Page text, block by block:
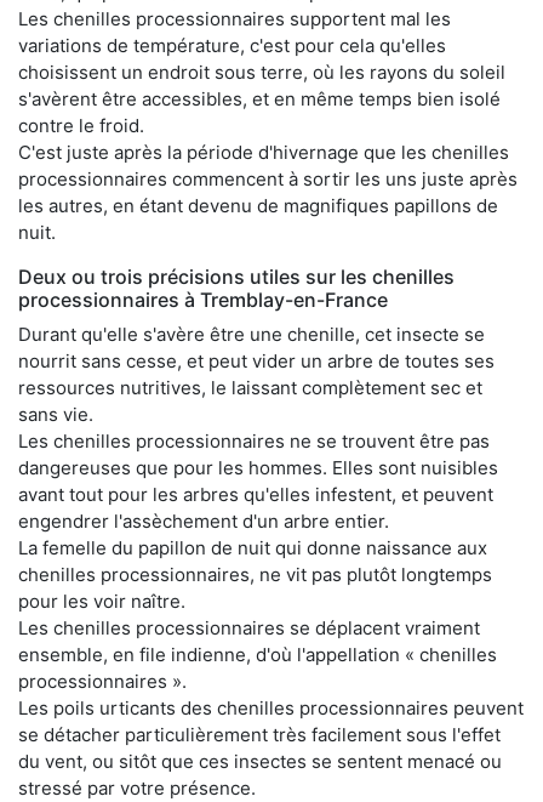
Les chenilles processionnaires supportent mal les
variations de température, c'est pour cela qu'elles
choisissent un endroit sous terre, où les rayons du soleil
s'avèrent être accessibles, et en même temps bien isolé
contre le froid.
C'est juste après la période d'hivernage que les chenilles
processionnaires commencent à sortir les uns juste après
les autres, en étant devenu de magnifiques papillons de
nuit.
Deux ou trois précisions utiles sur les chenilles
processionnaires à Tremblay-en-France
Durant qu'elle s'avère être une chenille, cet insecte se
nourrit sans cesse, et peut vider un arbre de toutes ses
ressources nutritives, le laissant complètement sec et
sans vie.
Les chenilles processionnaires ne se trouvent être pas
dangereuses que pour les hommes. Elles sont nuisibles
avant tout pour les arbres qu'elles infestent, et peuvent
engendrer l'assèchement d'un arbre entier.
La femelle du papillon de nuit qui donne naissance aux
chenilles processionnaires, ne vit pas plutôt longtemps
pour les voir naître.
Les chenilles processionnaires se déplacent vraiment
ensemble, en file indienne, d'où l'appellation « chenilles
processionnaires ».
Les poils urticants des chenilles processionnaires peuvent
se détacher particulièrement très facilement sous l'effet
du vent, ou sitôt que ces insectes se sentent menacé ou
stressé par votre présence.